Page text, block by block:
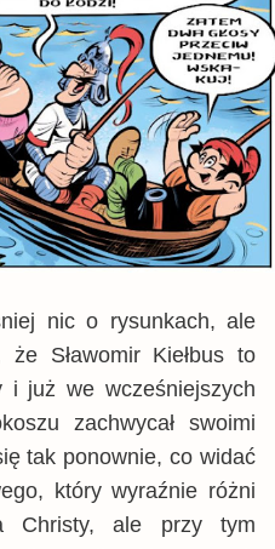
nic o rysunkach, ale
Sławomir Kiełbus to
i już we wcześniejszych
zachwycał swoimi
tak ponownie, co widać
który wyraźnie różni
Christy, ale przy tym